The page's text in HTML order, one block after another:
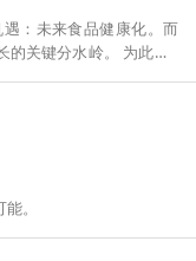
分水岭。 为此，F
中国机遇、增长解法，
同源”“低GI”“老龄营
、品类创新、未来增长
务实、前瞻的开年创新
。